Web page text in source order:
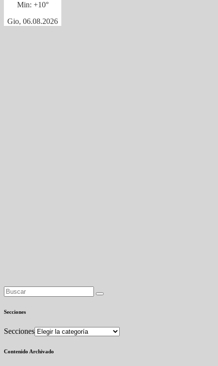
Min: +10°
Gio, 06.08.2026
Secciones
Secciones
Contenido Archivado